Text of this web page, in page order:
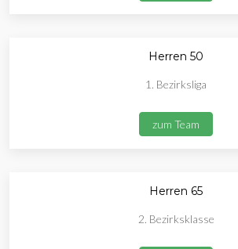
Herren 50
1. Bezirksliga
zum Team
Herren 65
2. Bezirksklasse